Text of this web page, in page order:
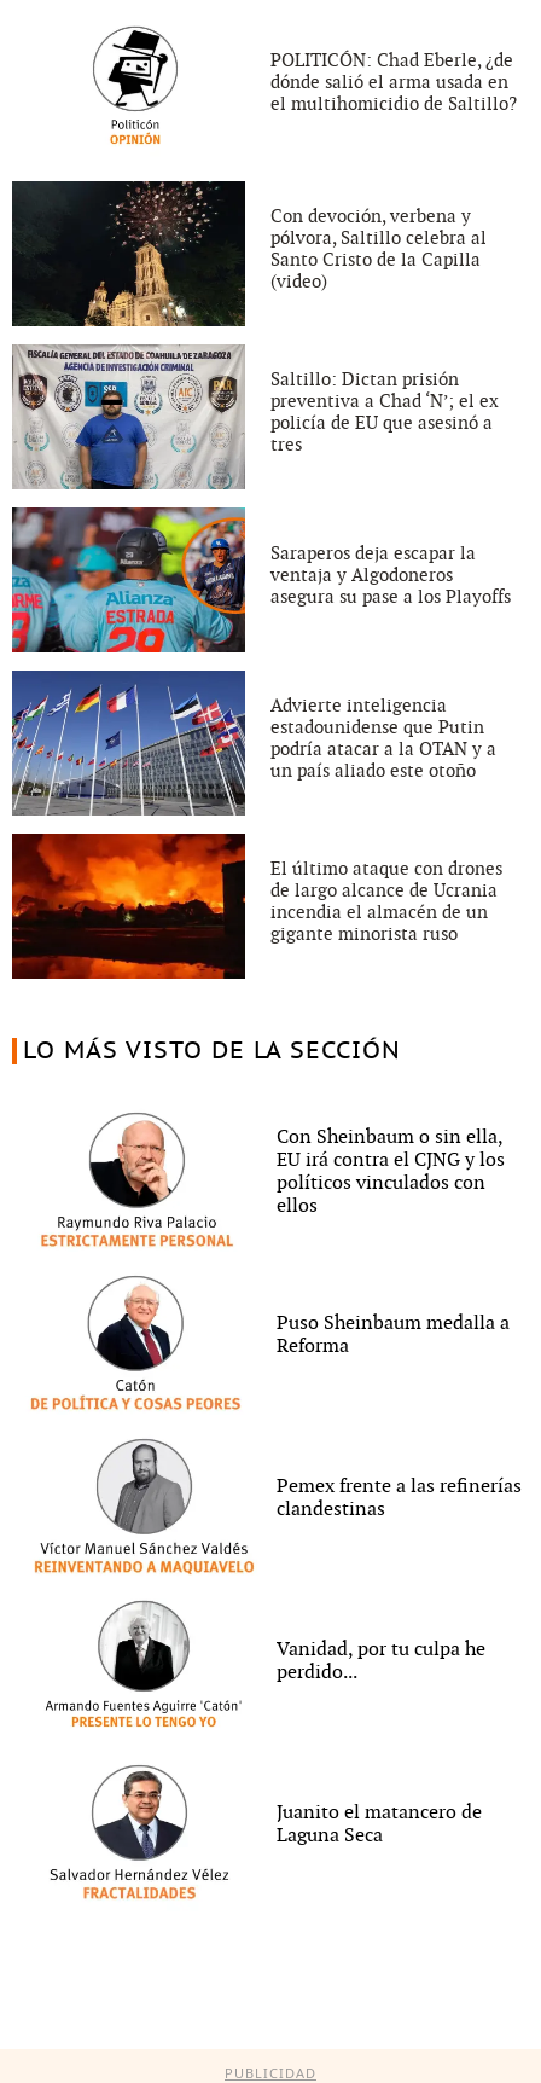
POLITICÓN: Chad Eberle, ¿de
dónde salió el arma usada en
el multihomicidio de Saltillo?
Con devoción, verbena y
pólvora, Saltillo celebra al
Santo Cristo de la Capilla
(video)
Saltillo: Dictan prisión
preventiva a Chad ‘N’; el ex
policía de EU que asesinó a
tres
Saraperos deja escapar la
ventaja y Algodoneros
asegura su pase a los Playoffs
Advierte inteligencia
estadounidense que Putin
podría atacar a la OTAN y a
un país aliado este otoño
El último ataque con drones
de largo alcance de Ucrania
incendia el almacén de un
gigante minorista ruso
LO MÁS VISTO DE LA SECCIÓN
Con Sheinbaum o sin ella,
EU irá contra el CJNG y los
políticos vinculados con
ellos
Puso Sheinbaum medalla a
Reforma
Pemex frente a las refinerías
clandestinas
Vanidad, por tu culpa he
perdido...
Juanito el matancero de
Laguna Seca
PUBLICIDAD